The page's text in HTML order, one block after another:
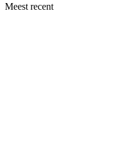
Meest recent